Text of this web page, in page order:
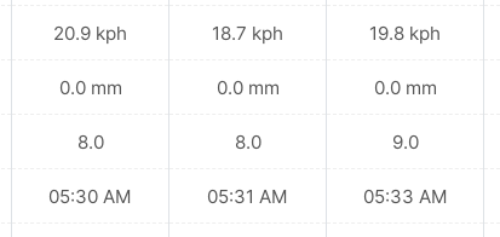
20.9 kph
0.0 mm
8.0
05:30 AM
18.7 kph
0.0 mm
8.0
05:31 AM
19.8 kph
0.0 mm
9.0
05:33 AM